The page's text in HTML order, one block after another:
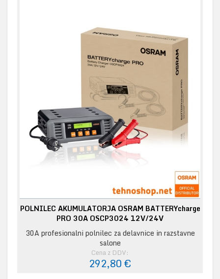
POLNILEC AKUMULATORJA OSRAM BATTERYcharge
PRO 30A OSCP3024 12V/24V
30A profesionalni polnilec za delavnice in razstavne
salone
Cena z DDV:
292,80 €